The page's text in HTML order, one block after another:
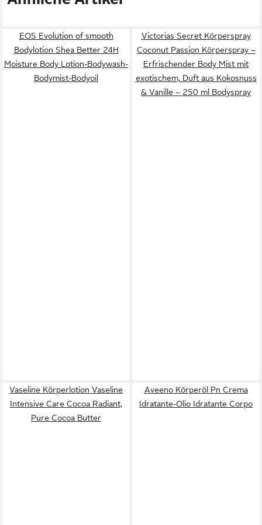
EOS Evolution of smooth
Bodylotion Shea Better 24H
Moisture Body Lotion-Bodywash-
Bodymist-Bodyoil
Victorias Secret Körperspray
Coconut Passion Körperspray –
Erfrischender Body Mist mit
exotischem, Duft aus Kokosnuss
& Vanille – 250 ml Bodyspray
Vaseline Körperlotion Vaseline
Intensive Care Cocoa Radiant,
Pure Cocoa Butter
Aveeno Körperöl Pn Crema
Idratante-Olio Idratante Corpo